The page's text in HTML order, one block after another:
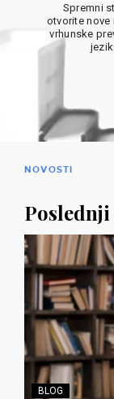
Spremni
otvorite nove
vrhunske
NOVOSTI
BLOG